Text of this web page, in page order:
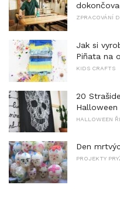
ZPRACOVÁNÍ
Jak si
Piñata na
KIDS CRAFTS
20
Halloween
HALLOWEEN
Den
PROJEKTY